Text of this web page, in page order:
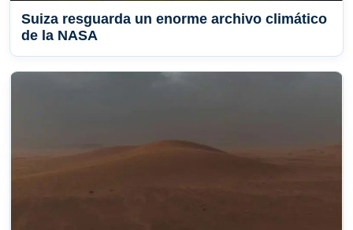
Suiza resguarda un enorme archivo climático
de la NASA